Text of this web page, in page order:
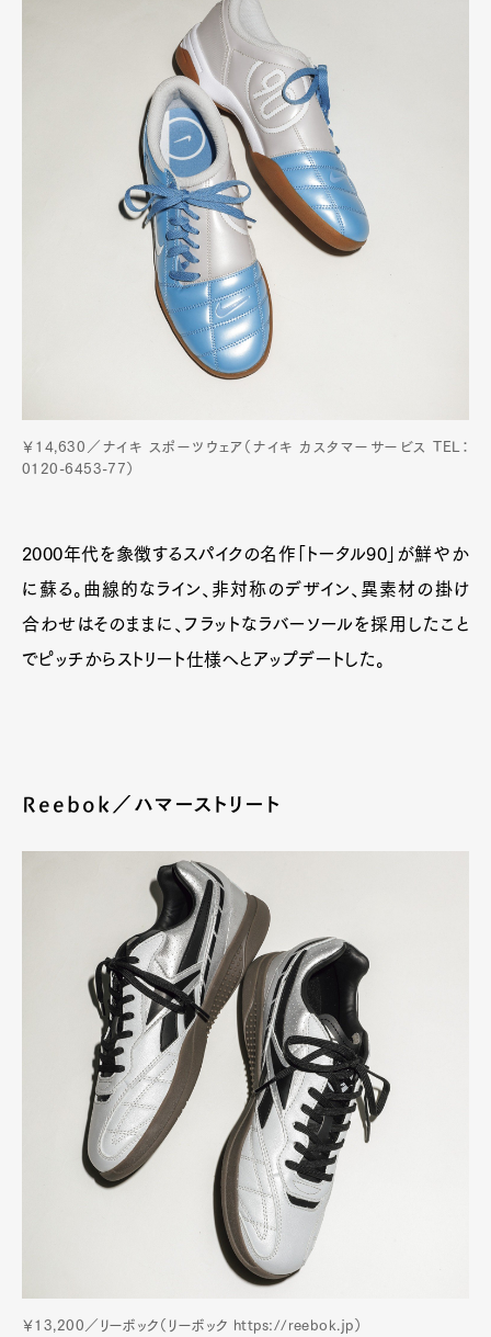
￥14,630／ナイキ スポーツウェア（ナイキ カスタマーサービス TEL：
0120-6453-77）
2000年代を象徴するスパイクの名作「トータル90」が鮮やか
に蘇る。曲線的なライン、非対称のデザイン、異素材の掛け
合わせはそのままに、フラットなラバーソールを採用したこと
でピッチからストリート仕様へとアップデートした。
Reebok／ハマーストリート
￥13,200／リーボック（リーボック https://reebok.jp）